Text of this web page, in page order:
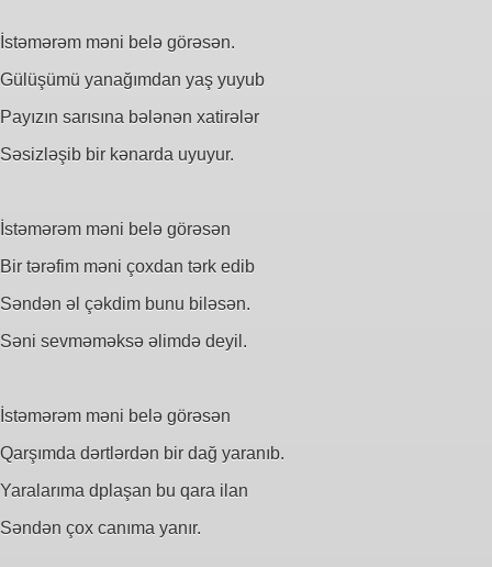
İstəmərəm məni belə görəsən.
Gülüşümü yanağımdan yaş yuyub
Payızın sarısına bələnən xatirələr
Səsizləşib bir kənarda uyuyur.
İstəmərəm məni belə görəsən
Bir tərəfim məni çoxdan tərk edib
Səndən əl çəkdim bunu biləsən.
Səni sevməməksə əlimdə deyil.
İstəmərəm məni belə görəsən
Qarşımda dərtlərdən bir dağ yaranıb.
Yaralarıma dplaşan bu qara ilan
Səndən çox canıma yanır.